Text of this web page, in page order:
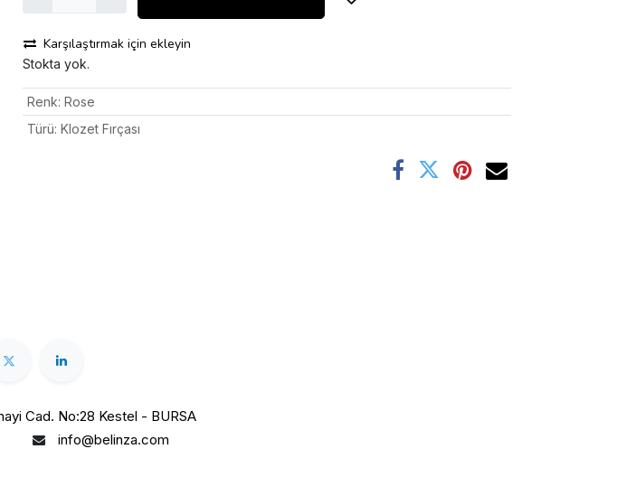
Karşılaştırmak için ekleyin
Stokta yok.
Renk: Rose
Türü: Klozet Fırçası
Cad. No:28 Kestel - BURSA
info@belinza.com